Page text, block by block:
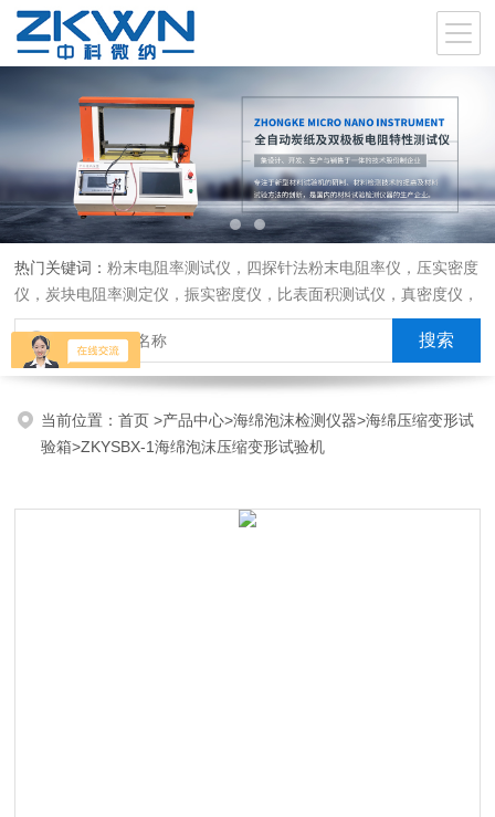
热门关键词：粉末电阻率测试仪，四探针法粉末电阻率仪，压实密度
仪，炭块电阻率测定仪，振实密度仪，比表面积测试仪，真密度仪，
炭块热膨胀仪，炭块透气率仪，炭块二氧化碳反应测定仪
当前位置：首页>产品中心>海绵泡沫检测仪器>海绵压缩变形试
验箱>ZKYSBX-1海绵泡沫压缩变形试验机